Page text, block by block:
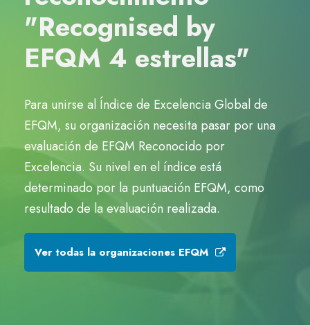
"Recognised by
EFQM 4 estrellas"
Para unirse al Índice de Excelencia Global de
EFQM, su organización necesita pasar por una
evaluación de EFQM Reconocido por
Excelencia. Su nivel en el índice está
determinado por la puntuación EFQM, como
resultado de la evaluación realizada.
Ver todas la organizaciones EFQM